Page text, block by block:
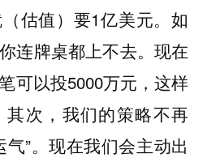
估值）要1亿美元。如
连牌桌都上不去。现在
可以投5000万元，这样
次，我们的策略不再
”。现在我们会主动出